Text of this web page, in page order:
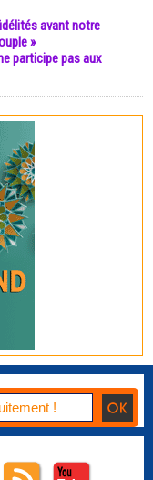
avant notre
»
participe pas aux